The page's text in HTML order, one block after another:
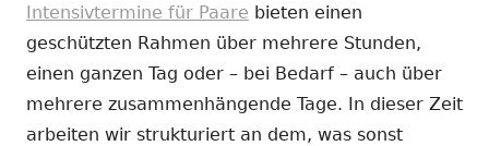
Intensivtermine für Paare bieten einen
geschützten Rahmen über mehrere Stunden,
einen ganzen Tag oder – bei Bedarf – auch über
mehrere zusammenhängende Tage. In dieser Zeit
arbeiten wir strukturiert an dem, was sonst